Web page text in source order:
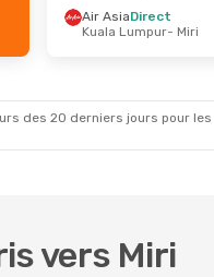
- Sam. 29 Août
- Miri
Air AsiaDirect
Kuala Lumpur- Miri
des 20 derniers jours pour
vers Miri